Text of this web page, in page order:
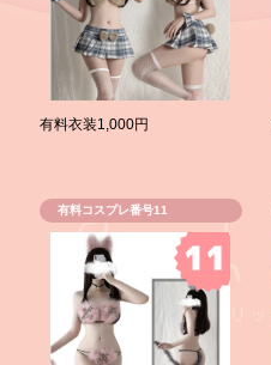
有料衣装1,000円
有料コスプレ番号11